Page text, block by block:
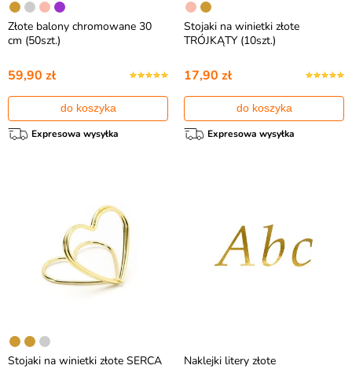
Złote balony chromowane 30
cm (50szt.)
59,90 zł
do koszyka
Expresowa wysyłka
Stojaki na winietki złote
TRÓJKĄTY (10szt.)
17,90 zł
do koszyka
Expresowa wysyłka
Stojaki na winietki złote SERCA
Naklejki litery złote